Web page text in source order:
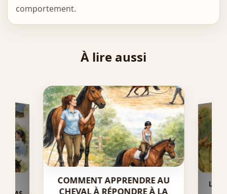
comportement.
À lire aussi
COMMENT APPRENDRE AU
CHEVAL À RÉPONDRE À LA
LA